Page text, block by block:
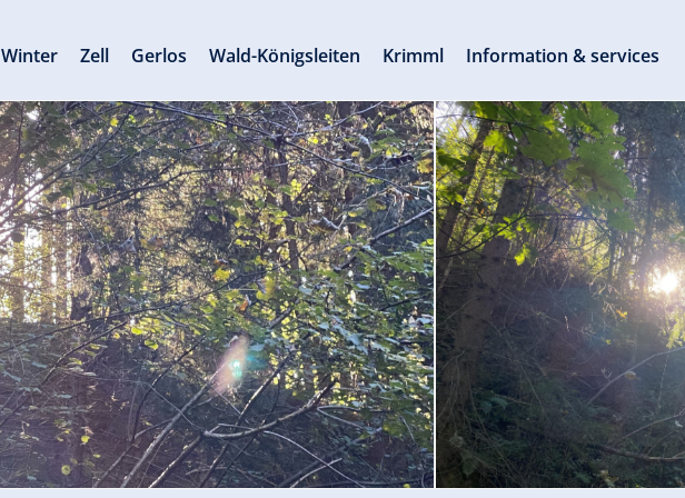
Winter Zell Gerlos Wald-Königsleiten Krimml Information & services